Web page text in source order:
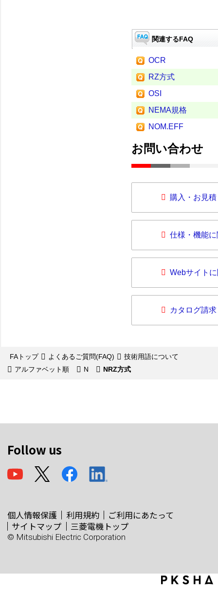
関連するFAQ
OCR
RZ方式
OSI
NEMA規格
NOM.EFF
お問い合わせ
購入・お見
仕様・機能
Webサイト
カタログ請求
FAトップ よくあるご質問(FAQ)
技術用語について
アルファベット順
N NRZ方式
Follow us
個人情報保護 利用規約
ご利用にあたって
サイトマップ
三菱電機トップ
© Mitsubishi Electric Corporation